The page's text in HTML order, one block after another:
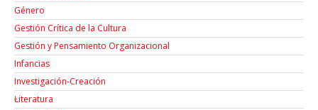
Género
Gestión Crítica de la Cultura
Gestión y Pensamiento Organizacional
Infancias
Investigación-Creación
Łiteratura